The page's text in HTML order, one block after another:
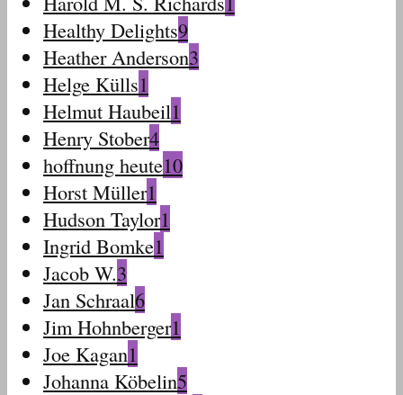
Healthy Delights9
Heather Anderson3
Helge Külls1
Helmut Haubeil1
Henry Stober4
hoffnung heute10
Horst Müller1
Hudson Taylor1
Ingrid Bomke1
Jacob W.3
Jan Schraal6
Jim Hohnberger1
Joe Kagan1
Johanna Köbelin5